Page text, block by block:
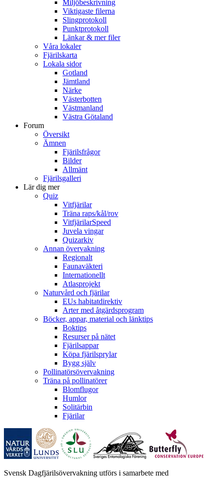
Miljöbeskrivning
Viktigaste filerna
Slingprotokoll
Punktprotokoll
Länkar & mer filer
Våra lokaler
Fjärilskarta
Lokala sidor
Gotland
Jämtland
Närke
Västerbotten
Västmanland
Västra Götaland
Forum
Översikt
Ämnen
Fjärilsfrågor
Bilder
Allmänt
Fjärilsgalleri
Lär dig mer
Quiz
Vitfjärilar
Träna raps/kål/rov
VitfjärilarSpeed
Juvela vingar
Quizarkiv
Annan övervakning
Regionalt
Faunaväkteri
Internationellt
Atlasprojekt
Naturvård och fjärilar
EUs habitatdirektiv
Arter med åtgärdsprogram
Böcker, appar, material och länktips
Boktips
Resurser på nätet
Fjärilsappar
Köpa fjärilsprylar
Bygg själv
Pollinatörsövervakning
Träna på pollinatörer
Blomflugor
Humlor
Solitärbin
Fjärilar
Svensk Dagfjärilsövervakning utförs i samarbete med